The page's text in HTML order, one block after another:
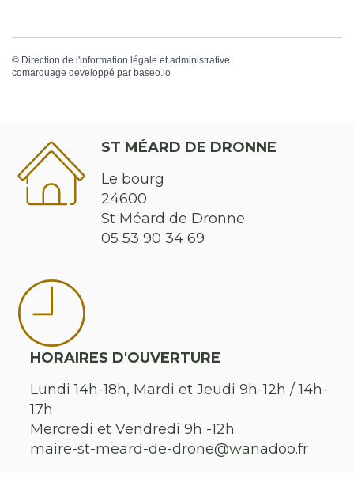
© Direction de l'information légale et administrative
comarquage developpé par baseo.io
ST MÉARD DE DRONNE
Le bourg
24600
St Méard de Dronne
05 53 90 34 69
HORAIRES D'OUVERTURE
Lundi 14h-18h, Mardi et Jeudi 9h-12h / 14h-
17h
Mercredi et Vendredi 9h -12h
maire-st-meard-de-drone@wanadoo.fr